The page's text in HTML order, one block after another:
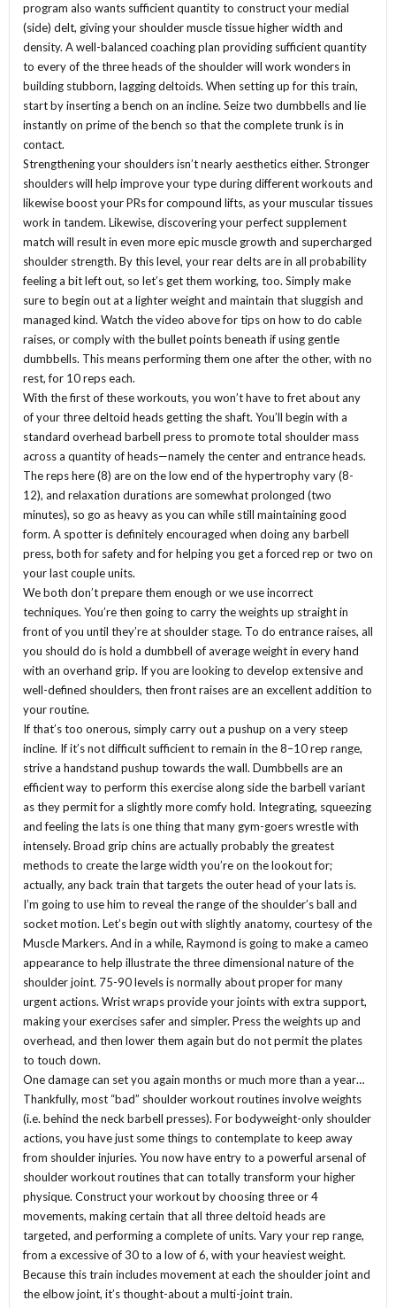
program also wants sufficient quantity to construct your medial
(side) delt, giving your shoulder muscle tissue higher width and
density. A well-balanced coaching plan providing sufficient quantity
to every of the three heads of the shoulder will work wonders in
building stubborn, lagging deltoids. When setting up for this train,
start by inserting a bench on an incline. Seize two dumbbells and lie
instantly on prime of the bench so that the complete trunk is in
contact.
Strengthening your shoulders isn’t nearly aesthetics either. Stronger
shoulders will help improve your type during different workouts and
likewise boost your PRs for compound lifts, as your muscular tissues
work in tandem. Likewise, discovering your perfect supplement
match will result in even more epic muscle growth and supercharged
shoulder strength. By this level, your rear delts are in all probability
feeling a bit left out, so let’s get them working, too. Simply make
sure to begin out at a lighter weight and maintain that sluggish and
managed kind. Watch the video above for tips on how to do cable
raises, or comply with the bullet points beneath if using gentle
dumbbells. This means performing them one after the other, with no
rest, for 10 reps each.
With the first of these workouts, you won’t have to fret about any
of your three deltoid heads getting the shaft. You’ll begin with a
standard overhead barbell press to promote total shoulder mass
across a quantity of heads—namely the center and entrance heads.
The reps here (8) are on the low end of the hypertrophy vary (8-
12), and relaxation durations are somewhat prolonged (two
minutes), so go as heavy as you can while still maintaining good
form. A spotter is definitely encouraged when doing any barbell
press, both for safety and for helping you get a forced rep or two on
your last couple units.
We both don’t prepare them enough or we use incorrect
techniques. You’re then going to carry the weights up straight in
front of you until they’re at shoulder stage. To do entrance raises, all
you should do is hold a dumbbell of average weight in every hand
with an overhand grip. If you are looking to develop extensive and
well-defined shoulders, then front raises are an excellent addition to
your routine.
If that’s too onerous, simply carry out a pushup on a very steep
incline. If it’s not difficult sufficient to remain in the 8–10 rep range,
strive a handstand pushup towards the wall. Dumbbells are an
efficient way to perform this exercise along side the barbell variant
as they permit for a slightly more comfy hold. Integrating, squeezing
and feeling the lats is one thing that many gym-goers wrestle with
intensely. Broad grip chins are actually probably the greatest
methods to create the large width you’re on the lookout for;
actually, any back train that targets the outer head of your lats is.
I’m going to use him to reveal the range of the shoulder’s ball and
socket motion. Let’s begin out with slightly anatomy, courtesy of the
Muscle Markers. And in a while, Raymond is going to make a cameo
appearance to help illustrate the three dimensional nature of the
shoulder joint. 75-90 levels is normally about proper for many
urgent actions. Wrist wraps provide your joints with extra support,
making your exercises safer and simpler. Press the weights up and
overhead, and then lower them again but do not permit the plates
to touch down.
One damage can set you again months or much more than a year…
Thankfully, most “bad” shoulder workout routines involve weights
(i.e. behind the neck barbell presses). For bodyweight-only shoulder
actions, you have just some things to contemplate to keep away
from shoulder injuries. You now have entry to a powerful arsenal of
shoulder workout routines that can totally transform your higher
physique. Construct your workout by choosing three or 4
movements, making certain that all three deltoid heads are
targeted, and performing a complete of units. Vary your rep range,
from a excessive of 30 to a low of 6, with your heaviest weight.
Because this train includes movement at each the shoulder joint and
the elbow joint, it’s thought-about a multi-joint train.